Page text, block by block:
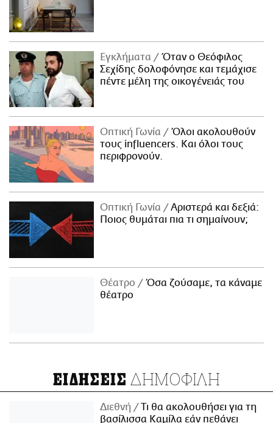
Εγκλήματα
Όταν ο Θεόφιλος
Σεχίδης δολοφόνησε και τεμάχισε
πέντε μέλη της οικογένειάς του
Οπτική Γωνία
Όλοι ακολουθούν
τους influencers. Και όλοι τους
περιφρονούν.
Οπτική Γωνία
Αριστερά και δεξιά:
Ποιος θυμάται πια τι σημαίνουν;
Θέατρο
Όσα ζούσαμε, τα κάναμε
θέατρο
ΕΙΔΗΣΕΙΣ ΔΗΜΟΦΙΛΗ
Διεθνή
Τι θα ακολουθήσει για τη
βασίλισσα Καμίλα εάν πεθάνει